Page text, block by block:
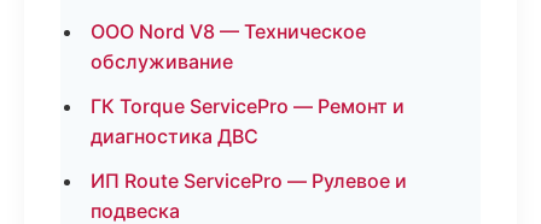
ООО Nord V8 — Техническое
обслуживание
ГК Torque ServicePro — Ремонт и
диагностика ДВС
ИП Route ServicePro — Рулевое и
подвеска